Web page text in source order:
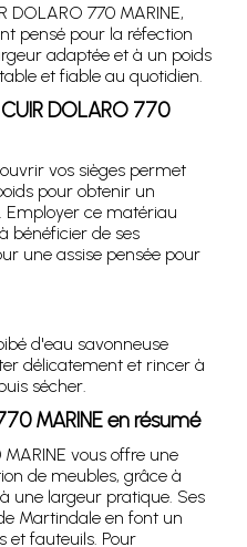
DOLARO 770 MARINE,
pensé pour la réfection
adaptée et à un poids
et fiable au quotidien.
DOLARO 770
vos sièges permet
pour obtenir un
Employer ce matériau
bénéficier de ses
une assise pensée pour
d'eau savonneuse
délicatement et rincer à
sécher.
MARINE en résumé
MARINE vous offre une
de meubles, grâce à
une largeur pratique. Ses
Martindale en font un
et fauteuils. Pour